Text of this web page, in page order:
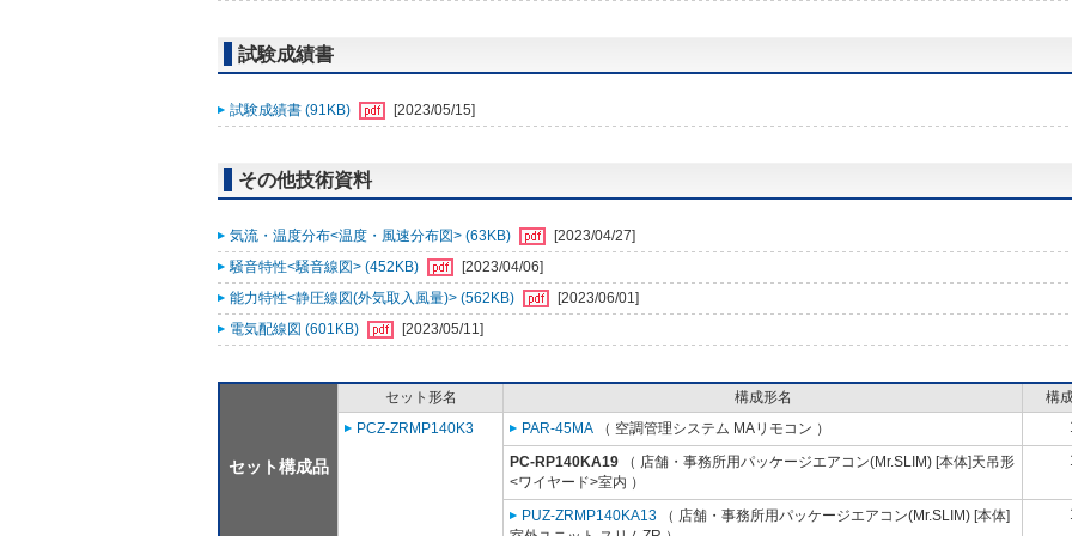
試験成績書
試験成績書 (91KB) [2023/05/15]
その他技術資料
気流・温度分布<温度・風速分布図> (63KB)
[2023/04/27]
騒音特性<騒音線図> (452KB)
[2023/04/06]
能力特性<静圧線図(外気取入風量)> (562KB)
[2023/06/01]
電気配線図 (601KB)
[2023/05/11]
セット構成品
セット形名 構成形名
構
PCZ-ZRMP140K3
PAR-45MA （ 空調管理システム MAリモコン ）
PC-RP140KA19 （ 店舗・事務所用パッケージエアコン(Mr.SLIM) [本体]天吊形
<ワイヤード>室内 ）
PUZ-ZRMP140KA13 （ 店舗・事務所用パッケージエアコン(Mr.SLIM) [本体]